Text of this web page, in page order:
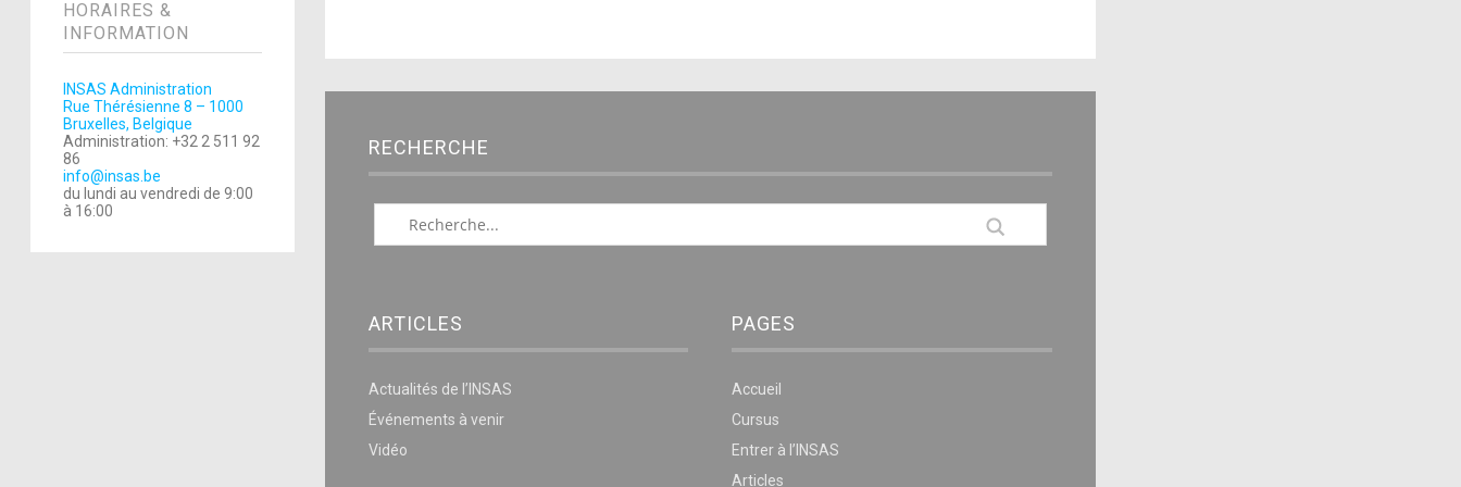
HORAIRES &
INFORMATION
INSAS Administration
Rue Thérésienne 8 – 1000
Bruxelles, Belgique
Administration: +32 2 511 92
86
info@insas.be
du lundi au vendredi de 9:00
à 16:00
RECHERCHE
ARTICLES
Actualités de l’INSAS
Événements à venir
Vidéo
PAGES
Accueil
Cursus
Entrer à l’INSAS
Articles